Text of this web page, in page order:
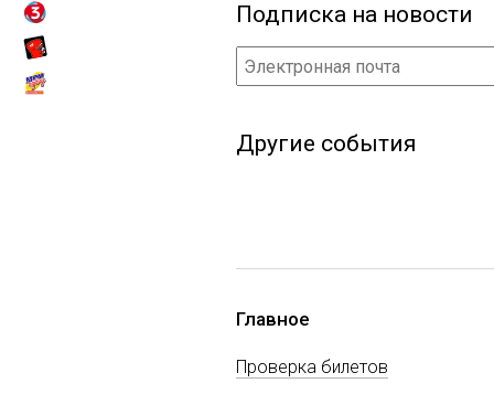
Подписка на новости
Другие события
Главное
Проверка билетов